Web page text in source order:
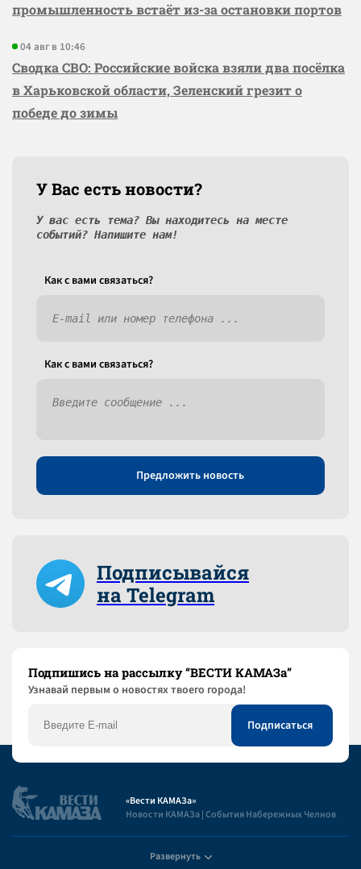
промышленность встаёт из-за остановки портов
04 авг в 10:46
Сводка СВО: Российские войска взяли два посёлка
в Харьковской области, Зеленский грезит о
победе до зимы
У Вас есть новости?
У вас есть тема? Вы находитесь на месте
событий? Напишите нам!
Как c вами связаться?
Как c вами связаться?
Предложить новость
Подписывайся
на Telegram
Подпишись на рассылку “ВЕСТИ КАМАЗа”
Узнaвай первым о новостях твоего города!
«Вести КАМАЗа»
Новости КАМАЗа | События Набережных Челнов
Развернуть